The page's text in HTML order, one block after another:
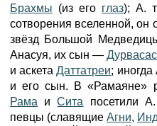
Брахмы (из его глаз); А.
сотворения вселенной, он
звёзд Большой
Анасуя, их сын — Дурвасас
и аскетаДаттатреи;
и его сын. В «Рамаяне»
Рама иСита посетили
певцы (славящие Агни,